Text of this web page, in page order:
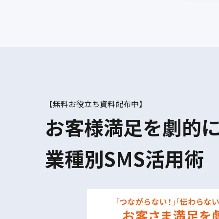
【無料お役立ち資料配布中】
お客様満足を劇的
業種別SMS活用術